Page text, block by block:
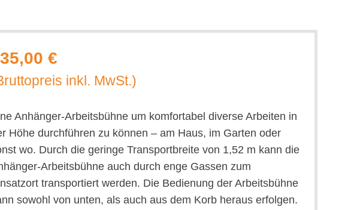
€
inkl. MwSt.)
Anhänger-Arbeitsbühne um komfortabel diverse Arbeiten in
Höhe durchführen zu können – am Haus, im Garten oder
wo. Durch die geringe Transportbreite von 1,52 m kann die
Arbeitsbühne auch durch enge Gassen zum
transportiert werden. Die Bedienung der Arbeitsbühne
sowohl von unten, als auch aus dem Korb heraus erfolgen.